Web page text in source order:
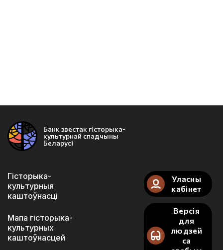
Банк звестак гісторыка-
культурнай спадчыны
Беларусі
Гісторыка-
культурныя
каштоўнасці
Мапа гісторыка-
культурных
каштоўнасцей
Уласны
кабінет
Версія
для
людзей
са